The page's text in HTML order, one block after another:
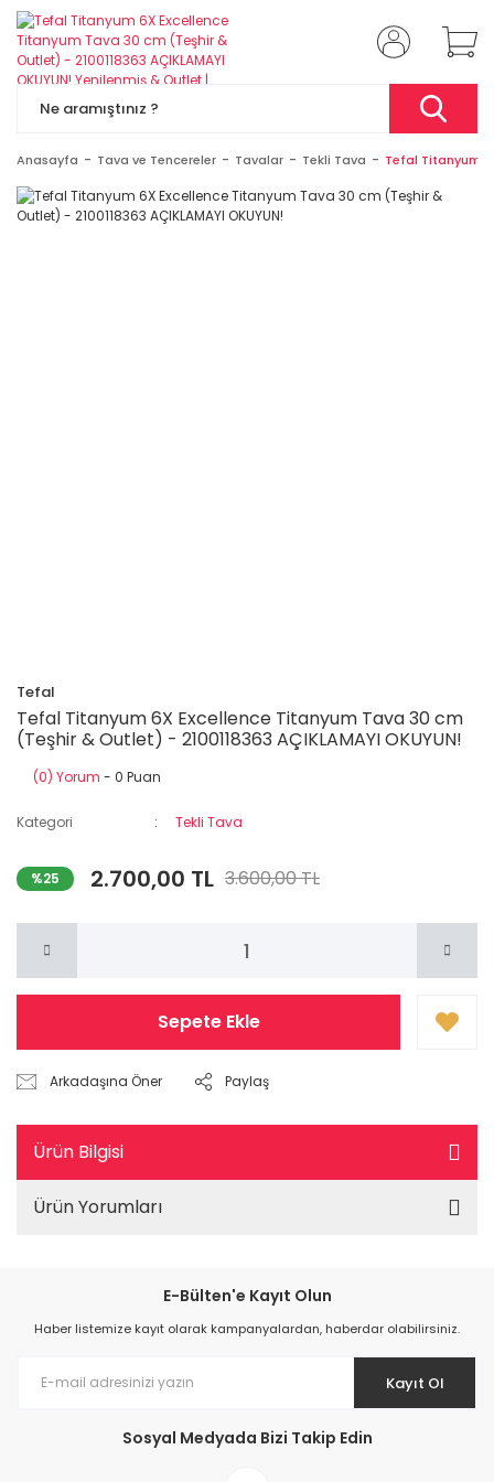
Anasayfa Tava ve Tencereler Tavalar Tekli Tava Tefal Titanyum
Tefal
Tefal Titanyum 6X Excellence Titanyum Tava 30 cm
(Teşhir & Outlet) - 2100118363 AÇIKLAMAYI OKUYUN!
(0) Yorum - 0 Puan
Kategori Tekli Tava
%25 2.700,00 TL 3.600,00 TL
Sepete Ekle
Arkadaşına Öner Paylaş
Ürün Bilgisi
Ürün Yorumları
E-Bülten'e Kayıt Olun
Haber listemize kayıt olarak kampanyalardan, haberdar olabilirsiniz.
Kayıt Ol
Sosyal Medyada Bizi Takip Edin